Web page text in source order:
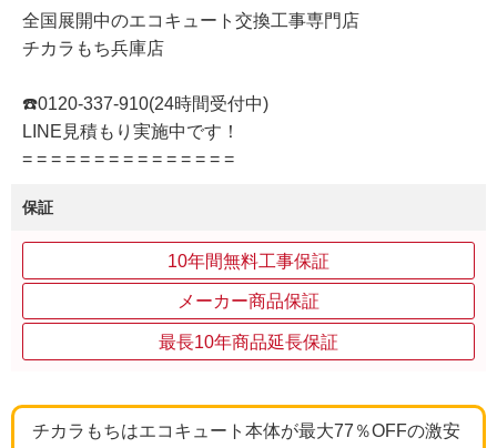
全国展開中のエコキュート交換工事専門店
チカラもち兵庫店
☎️0120-337-910(24時間受付中)
LINE見積もり実施中です！
= = = = = = = = = = = = = = =
保証
10年間無料工事保証
メーカー商品保証
最長10年商品延長保証
チカラもちはエコキュート本体が最大77％OFFの激安